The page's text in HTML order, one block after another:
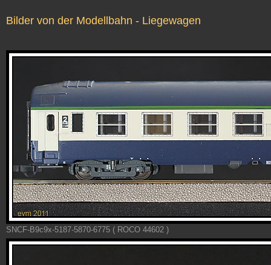
Bilder von der Modellbahn - Liegewagen
SNCF-B9c9x-5187-5870-6775 ( ROCO 44602 )